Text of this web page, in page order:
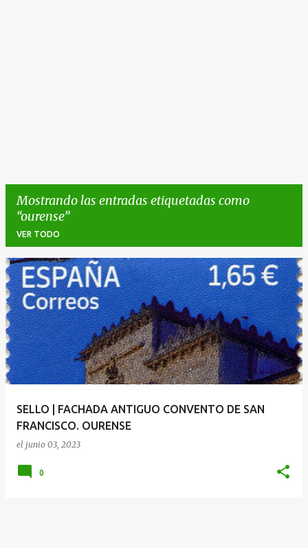
Mostrando las entradas etiquetadas como
ourense
VER TODO
E
n
t
r
a
d
SELLO | FACHADA ANTIGUO CONVENTO DE SAN
FRANCISCO. OURENSE
el junio 03, 2023
0